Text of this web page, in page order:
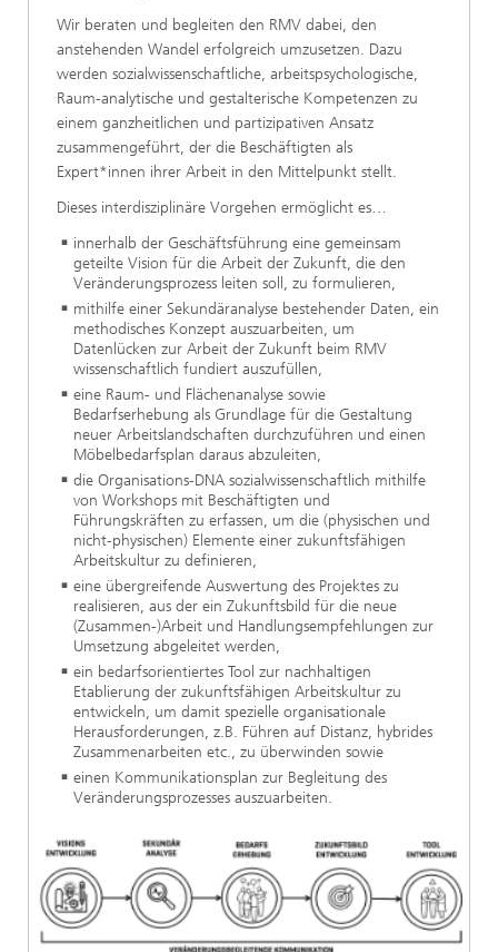
Wir beraten und begleiten den RMV dabei, den
anstehenden Wandel erfolgreich umzusetzen. Dazu
werden sozialwissenschaftliche, arbeitspsychologische,
Raum-analytische und gestalterische Kompetenzen zu
einem ganzheitlichen und partizipativen Ansatz
zusammengeführt, der die Beschäftigten als
Expert*innen ihrer Arbeit in den Mittelpunkt stellt.
Dieses interdisziplinäre Vorgehen ermöglicht es…
innerhalb der Geschäftsführung eine gemeinsam
geteilte Vision für die Arbeit der Zukunft, die den
Veränderungsprozess leiten soll, zu formulieren,
mithilfe einer Sekundäranalyse bestehender Daten, ein
methodisches Konzept auszuarbeiten, um
Datenlücken zur Arbeit der Zukunft beim RMV
wissenschaftlich fundiert auszufüllen,
eine Raum- und Flächenanalyse sowie
Bedarfserhebung als Grundlage für die Gestaltung
neuer Arbeitslandschaften durchzuführen und einen
Möbelbedarfsplan daraus abzuleiten,
die Organisations-DNA sozialwissenschaftlich mithilfe
von Workshops mit Beschäftigten und
Führungskräften zu erfassen, um die (physischen und
nicht-physischen) Elemente einer zukunftsfähigen
Arbeitskultur zu definieren,
eine übergreifende Auswertung des Projektes zu
realisieren, aus der ein Zukunftsbild für die neue
(Zusammen-)Arbeit und Handlungsempfehlungen zur
Umsetzung abgeleitet werden,
ein bedarfsorientiertes Tool zur nachhaltigen
Etablierung der zukunftsfähigen Arbeitskultur zu
entwickeln, um damit spezielle organisationale
Herausforderungen, z.B. Führen auf Distanz, hybrides
Zusammenarbeiten etc., zu überwinden sowie
einen Kommunikationsplan zur Begleitung des
Veränderungsprozesses auszuarbeiten.